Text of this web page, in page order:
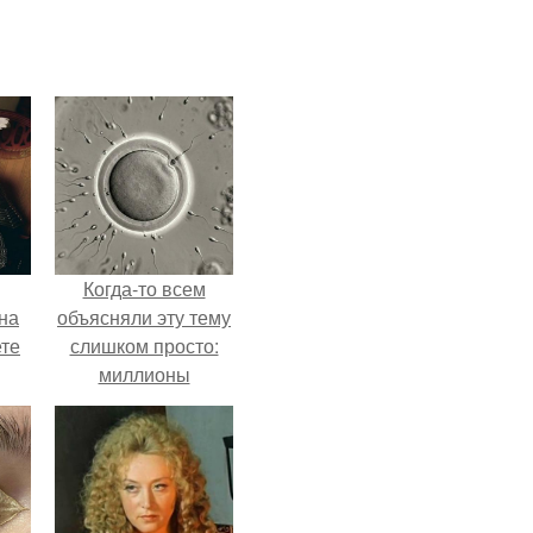
Когда-то всем
объясняли эту тему
слишком просто:
миллионы
сперматозоидов
бегут к цели, а
побеждает самый
быстрый.